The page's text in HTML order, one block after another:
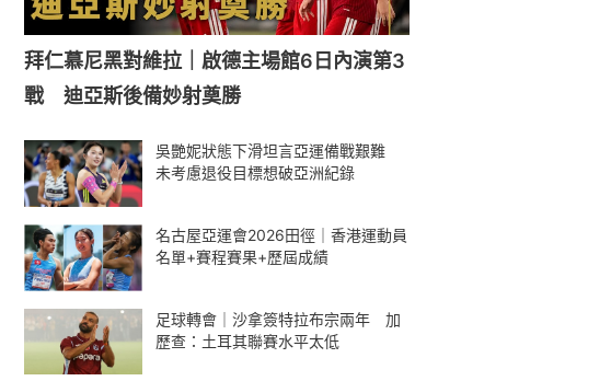
拜仁慕尼黑對維拉｜啟德主場館6日內演第3
戰 迪亞斯後備妙射奠勝
吳艷妮狀態下滑坦言亞運備戰艱難
未考慮退役目標想破亞洲紀錄
名古屋亞運會2026田徑｜香港運動員
名單+賽程賽果+歷屆成績
足球轉會｜沙拿簽特拉布宗兩年 加
歷查：土耳其聯賽水平太低